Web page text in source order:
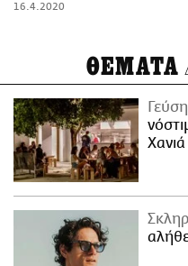
16.4.2020
ΘΕΜΑΤΑ
Γεύση